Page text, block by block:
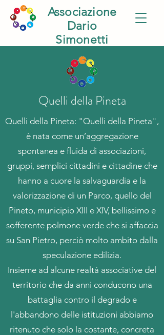
Associazione
Dario
Simonetti
Quelli della Pineta
Quelli della Pineta: "Quelli della Pineta",
è nata come un’aggregazione
spontanea e fluida di associazioni,
gruppi, semplici cittadini e cittadine che
hanno a cuore la salvaguardia e la
valorizzazione di un Parco, quello del
Pineto, municipio XIII e XIV, bellissimo e
sofferente polmone verde che si affaccia
su San Pietro, perciò molto ambito dalla
speculazione edilizia.
Insieme ad alcune realtà associative del
territorio che da anni conducono una
battaglia contro il degrado e
l'abbandono delle istituzioni abbiamo
ritenuto che solo la costante, concreta